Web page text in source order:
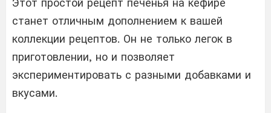
Этот простой рецепт печенья на кефире
станет отличным дополнением к вашей
коллекции рецептов. Он не только легок в
приготовлении, но и позволяет
экспериментировать с разными добавками и
вкусами.